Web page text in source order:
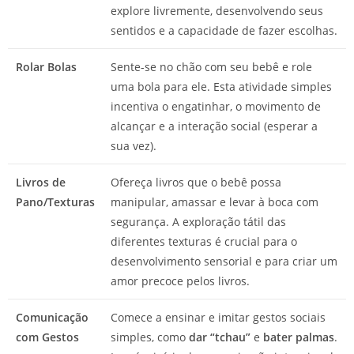
explore livremente, desenvolvendo seus
sentidos e a capacidade de fazer escolhas.
Rolar Bolas
Sente-se no chão com seu bebê e role
uma bola para ele. Esta atividade simples
incentiva o engatinhar, o movimento de
alcançar e a interação social (esperar a
sua vez).
Livros de
Pano/Texturas
Ofereça livros que o bebê possa
manipular, amassar e levar à boca com
segurança. A exploração tátil das
diferentes texturas é crucial para o
desenvolvimento sensorial e para criar um
amor precoce pelos livros.
Comunicação
com Gestos
Comece a ensinar e imitar gestos sociais
simples, como dar “tchau” e bater palmas.